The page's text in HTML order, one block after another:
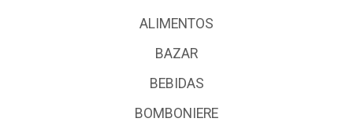
ALIMENTOS
BAZAR
BEBIDAS
BOMBONIERE